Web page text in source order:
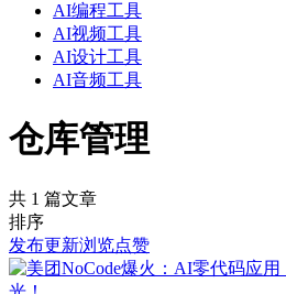
AI编程工具
AI视频工具
AI设计工具
AI音频工具
仓库管理
共 1 篇文章
排序
发布更新浏览点赞